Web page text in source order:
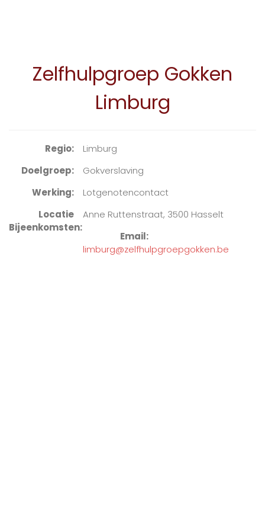
Zelfhulpgroep Gokken
Limburg
Regio
Limburg
Doelgroep
Gokverslaving
Werking
Lotgenotencontact
Locatie
Bijeenkomsten
Anne Ruttenstraat, 3500 Hasselt
Email
limburg@zelfhulpgroepgokken.be